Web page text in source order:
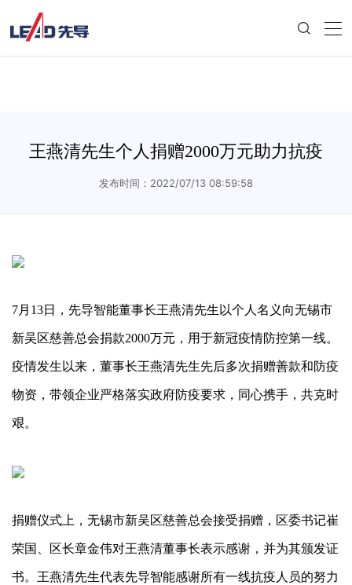
王燕清先生个人捐赠2000万元助力抗疫
发布时间：2022/07/13 08:59:58
7月13日，先导智能董事长王燕清先生以个人名义向无锡市
新吴区慈善总会捐款2000万元，用于新冠疫情防控第一线。
疫情发生以来，董事长王燕清先生先后多次捐赠善款和防疫
物资，带领企业严格落实政府防疫要求，同心携手，共克时
艰。
捐赠仪式上，无锡市新吴区慈善总会接受捐赠，区委书记崔
荣国、区长章金伟对王燕清董事长表示感谢，并为其颁发证
书。王燕清先生代表先导智能感谢所有一线抗疫人员的努力